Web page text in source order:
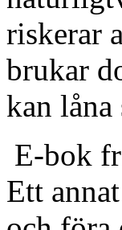
riskerar
brukar
kan
E-bok
Ett